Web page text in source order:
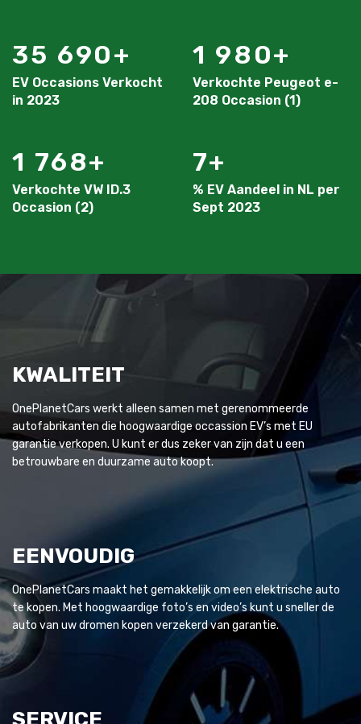
35 690
EV Occasions Verkocht
in 2023
1 980
Verkochte Peugeot e-
208 Occasion (1)
1 768
Verkochte VW ID.3
Occasion (2)
7
% EV Aandeel in NL per
Sept 2023
KWALITEIT
OnePlanetCars werkt alleen samen met gerenommeerde
autofabrikanten die hoogwaardige occassion EV’s met EU
garantie verkopen. U kunt er dus zeker van zijn dat u een
betrouwbare en duurzame auto koopt.
EENVOUDIG
OnePlanetCars maakt het gemakkelijk om een elektrische auto
te kopen. Met hoogwaardige foto’s en video’s kunt u sneller de
auto van uw dromen kopen verzekerd van garantie.